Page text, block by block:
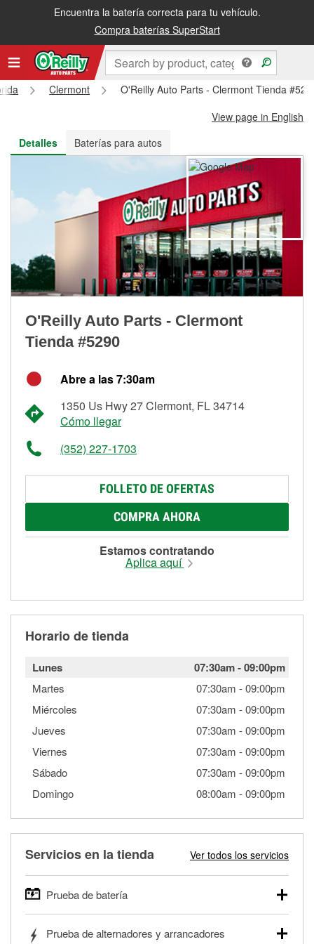
Encuentra la batería correcta para tu vehículo.
Compra baterías SuperStart
Recibe tu orden gratis al día siguiente o recógela en la tienda
Clermont
O'Reilly Auto Parts - Clermont Tienda
View page in English
Detalles
Baterías para autos
O'Reilly Auto Parts - Clermont
Tienda #5290
Abre a las 7:30am
1350 Us Hwy 27 Clermont, FL 34714
Cómo llegar
(352) 227-1703
FOLLETO DE OFERTAS
COMPRA AHORA
Estamos contratando
Aplica aquí
Horario de tienda
Lunes 07:30am-09:00pm
Martes 07:30am -09:00pm
Miércoles
07:30am -09:00pm
Jueves
07:30am -09:00pm
Viernes
07:30am -09:00pm
Sábado
07:30am -09:00pm
Domingo
08:00am -09:00pm
Servicios en la tienda Ver todos los servicios
Prueba de batería
autos, camionetas, SUVs, vehículos comerciales y
Prueba de alternadores y arrancadores